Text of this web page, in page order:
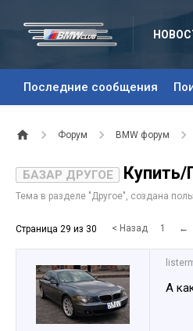
Последние сообщения
Форум BMW форум
БАЗАР ДРУГОЕ Купить/
Тема в разделе "Другое", создана
Страница 29 из 30 < Назад 1 ←
А